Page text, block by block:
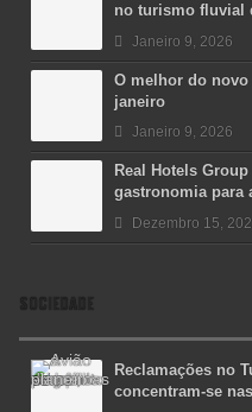
no turismo fluvial
Janeiro 9, 2026
O melhor do novo
janeiro
Janeiro 9, 2026
Real Hotels
gastronomia para
Dezembro 15,
SOCIEDADE
Reclamações no
concentram-se